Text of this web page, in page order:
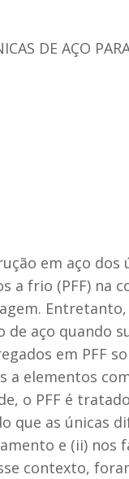
DE AÇO
em aço
frio (PFF) na
aço quando
em PFF
a elementos
o PFF é
que as únicas
e (ii)
contexto,